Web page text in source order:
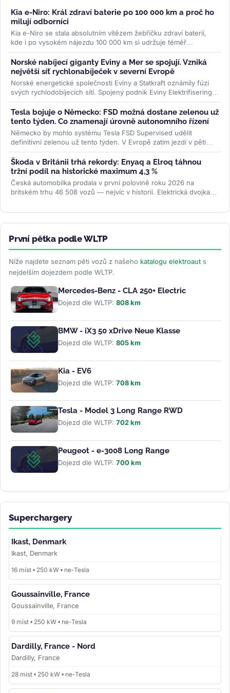
Kia e-Niro: Král zdraví baterie po 100 000 km a proč ho
milují odborníci
Kia e-Niro se stala absolutním vítězem žebříčku zdraví baterií,
kde i po vysokém nájezdu 100 000 km si udržuje téměř
původní...>>
Norské nabíjecí giganty Eviny a Mer se spojují. Vzniká
největší síť rychlonabíječek v severní Evropě
Norské energetické společnosti Eviny a Statkraft oznámily fúzi
svých rychlodobíjecích sítí. Spojený podnik Eviny Elektrifisering
bude mít...>>
Tesla bojuje o Německo: FSD možná dostane zelenou už
tento týden. Co znamenají úrovně autonomního řízení
Německo by mohlo systému Tesla FSD Supervised udělit
definitivní zelenou už tento týden. V Evropě zatím jezdí v pěti
zemích, Česko čeká...>>
Škoda v Británii trhá rekordy: Enyaq a Elroq táhnou
tržní podíl na historické maximum 4,3 %
Česká automobilka prodala v první polovině roku 2026 na
britském trhu 46 508 vozů — nejvíc v historii. Elektrická dvojka
První pětka podle WLTP
Níže najdete seznam pěti vozů z našeho katalogu elektroaut s
nejdelším dojezdem podle WLTP.
Mercedes-Benz - CLA 250+ Electric
Dojezd dle WLTP: 808 km
BMW - iX3 50 xDrive Neue Klasse
Dojezd dle WLTP: 805 km
Kia - EV6
Dojezd dle WLTP: 708 km
Tesla - Model 3 Long Range RWD
Dojezd dle WLTP: 702 km
Peugeot - e-3008 Long Range
Dojezd dle WLTP: 700 km
Superchargery
Ikast, Denmark
Ikast, Denmark
16 míst • 250 kW • ne-Tesla
Goussainville, France
Goussainville, France
9 míst • 250 kW • ne-Tesla
Dardilly, France - Nord
Dardilly, France
28 míst • 250 kW • ne-Tesla